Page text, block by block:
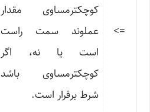
=>
کوچکترمساوی مقدار
عملوند سمت راست
است یا نه، اگر
کوچکترمساوی باشد
شرط برقرار است.